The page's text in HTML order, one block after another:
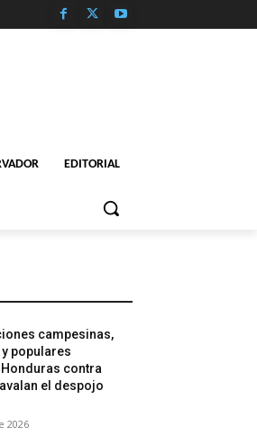
EDITORIAL
campesinas,
populares
contra
el despojo
2026